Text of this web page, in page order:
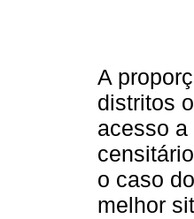
A
distritos
acesso
o caso
melhor